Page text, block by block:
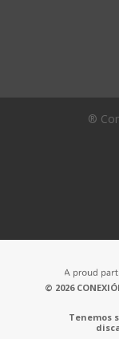
®
© 2026
Tenemos